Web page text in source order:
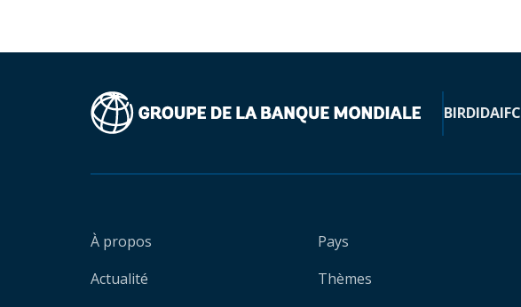
BIRDIDAIFC
À propos
Actualité
Pays
Thèmes